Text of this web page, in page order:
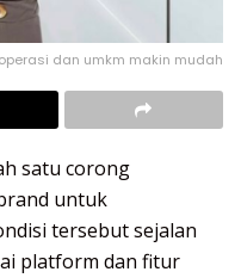
dan umkm makin mudah
satu corong
untuk
tersebut sejalan
platform dan fitur